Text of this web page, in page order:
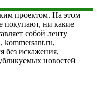
проектом. На этом
покупают, ни какие
собой ленту
kommersant.ru,
без искажения,
новостей